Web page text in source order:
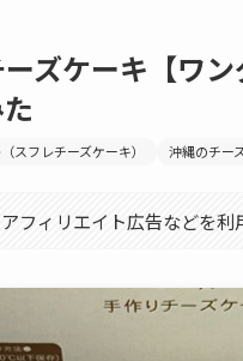
ズケーキ【ワ
スフレチーズケーキ） 沖縄のチー
フィリエイト広告などを利